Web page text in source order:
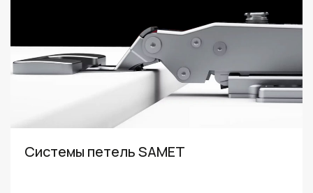
Системы петель SAMET